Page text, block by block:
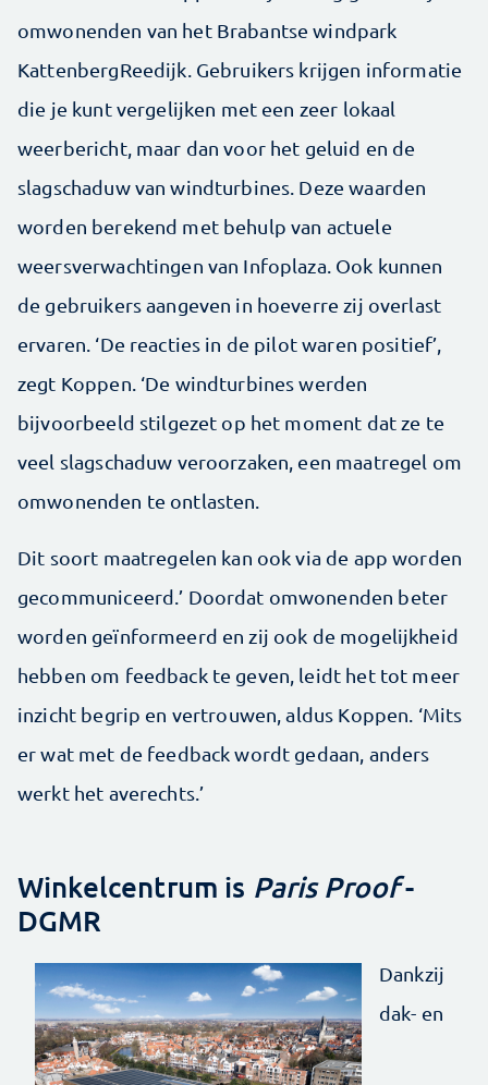
omwonenden van het Brabantse windpark
KattenbergReedijk. Gebruikers krijgen informatie
die je kunt vergelijken met een zeer lokaal
weerbericht, maar dan voor het geluid en de
slagschaduw van windturbines. Deze waarden
worden berekend met behulp van actuele
weersverwachtingen van Infoplaza. Ook kunnen
de gebruikers aangeven in hoeverre zij overlast
ervaren. ‘De reacties in de pilot waren positief’,
zegt Koppen. ‘De windturbines werden
bijvoorbeeld stilgezet op het moment dat ze te
veel slagschaduw veroorzaken, een maatregel om
omwonenden te ontlasten.
Dit soort maatregelen kan ook via de app worden
gecommuniceerd.’ Doordat omwonenden beter
worden geïnformeerd en zij ook de mogelijkheid
hebben om feedback te geven, leidt het tot meer
inzicht begrip en vertrouwen, aldus Koppen. ‘Mits
er wat met de feedback wordt gedaan, anders
werkt het averechts.’
Winkelcentrum is Paris Proof-
DGMR
Dankzij
dak- en